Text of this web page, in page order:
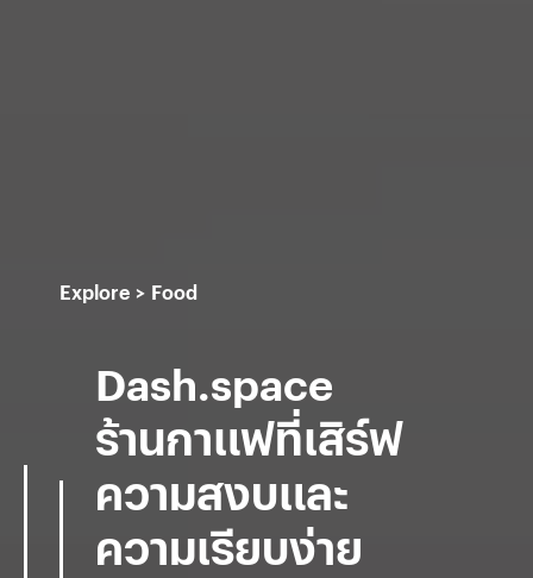
Explore Food
Dash.space
ร้านกาแฟที่เสิร์ฟ
ความสงบและ
ความเรียบง่าย